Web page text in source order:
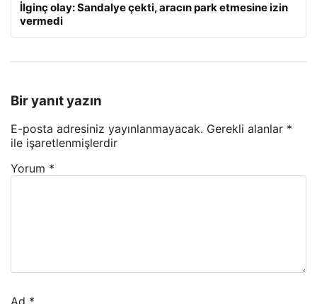
İlginç olay: Sandalye çekti, aracın park etmesine izin
vermedi
Bir yanıt yazın
E-posta adresiniz yayınlanmayacak. Gerekli alanlar *
ile işaretlenmişlerdir
Yorum *